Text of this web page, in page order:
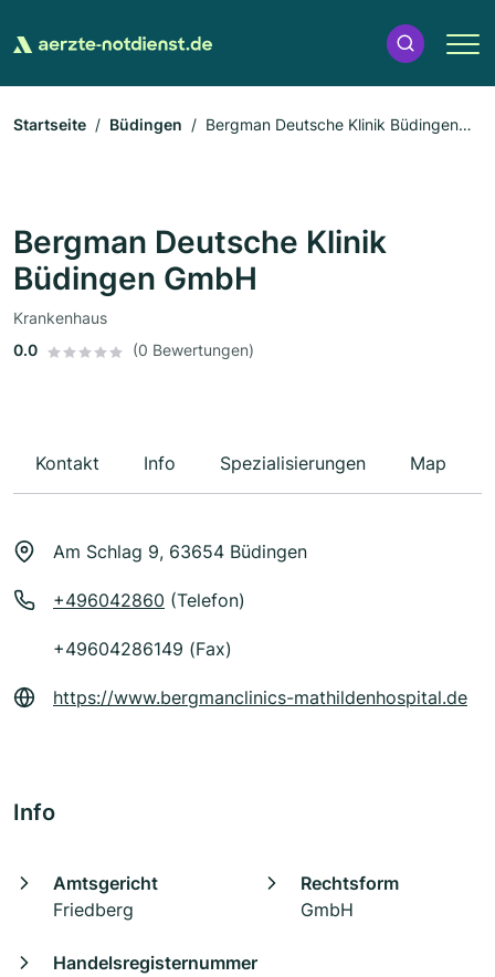
Startseite Büdingen
Bergman Deutsche Klinik Büdingen
Bergman Deutsche Klinik
Büdingen GmbH
Krankenhaus
0.0
(0 Bewertungen)
Kontakt Info Spezialisierungen Map
Am Schlag 9, 63654 Büdingen
+496042860 (Telefon)
+49604286149 (Fax)
https://www.bergmanclinics-mathildenhospital.de
Info
Amtsgericht
Friedberg
Rechtsform
GmbH
Handelsregisternummer